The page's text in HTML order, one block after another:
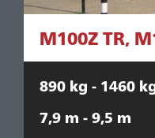
M100Z TR,
890 kg - 1460
7,9 m - 9,5 m